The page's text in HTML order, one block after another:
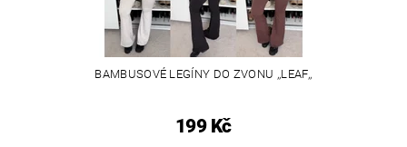
BAMBUSOVÉ LEGÍNY DO ZVONU ,,LEAF,,
199 Kč